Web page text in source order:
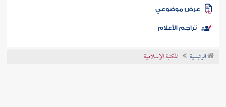
الكتب
موضوعي
تراجم الأعلام
الرئيسية المكتبة الإسلامية